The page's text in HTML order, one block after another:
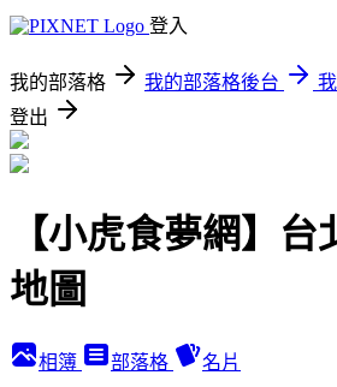
登入
我的部落格 我的部落格後台
登出
【小虎食夢網】
地圖
相簿 部落格 名片